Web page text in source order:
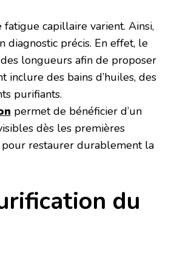
capillaire varient. Ainsi,
diagnostic précis. En effet, le
longueurs afin de proposer
inclure des bains d’huiles, des
purifiants.
permet de bénéficier d’un
dès les premières
pour restaurer durablement la
du